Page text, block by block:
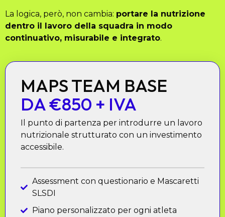
La logica, però, non cambia: portare la nutrizione
dentro il lavoro della squadra in modo
continuativo, misurabile e integrato.
MAPS TEAM BASE
DA €850 + IVA
Il punto di partenza per introdurre un lavoro
nutrizionale strutturato con un investimento
accessibile.
Assessment con questionario e Mascaretti
SLSDI
Piano personalizzato per ogni atleta